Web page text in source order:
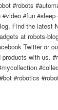
#robots
#fun
Find the latest
at robots-
Twitter or
with us.
#robotics